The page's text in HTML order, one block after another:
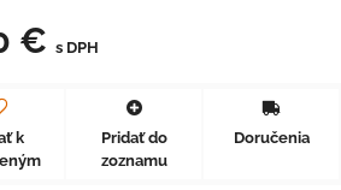
€ s DPH
k
Pridať do
zoznamu
Doručenia